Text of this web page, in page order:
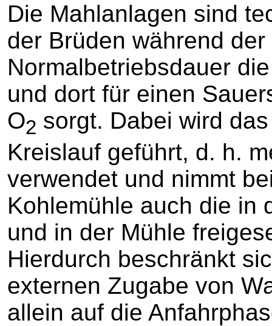
Die Mahlanlagen sind
der Brüden während
Normalbetriebsdauer
und dort für einen
O2 sorgt. Dabei wird
Kreislauf geführt, d. h.
verwendet und nimmt
Kohlemühle auch die in
und in der Mühle
Hierdurch beschränkt
externen Zugabe von
allein auf die